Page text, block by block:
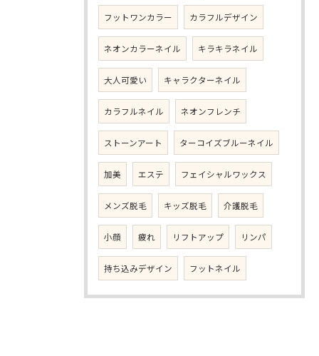
フットワンカラー カラフルデザイン
ネオンカラーネイル キラキラネイル
大人可愛い キャラクターネイル
カラフルネイル ネオンフレンチ
ストーンアート ターコイズブルーネイル
加美 エステ フェイシャルワックス
メンズ脱毛 キッズ脱毛 介護脱毛
小顔 疲れ リフトアップ リンパ
持ち込みデザイン フットネイル